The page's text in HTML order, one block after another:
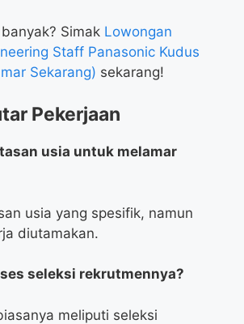
Simak Lowongan
Staff Panasonic Kudus
Sekarang) sekarang!
Pekerjaan
usia untuk melamar
usia yang spesifik, namun
diutamakan.
seleksi rekrutmennya?
meliputi seleksi